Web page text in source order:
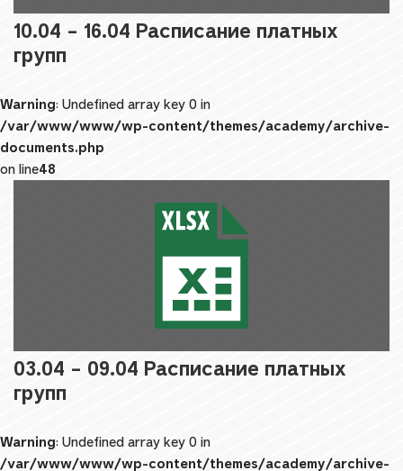
10.04 – 16.04 Расписание платных
групп
Warning: Undefined array key 0 in
/var/www/www/wp-content/themes/academy/archive-
documents.php
on line48
03.04 – 09.04 Расписание платных
групп
Warning: Undefined array key 0 in
/var/www/www/wp-content/themes/academy/archive-